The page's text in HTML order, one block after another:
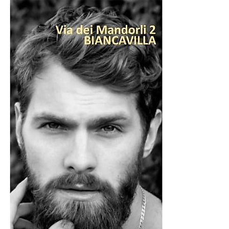
sogni. Perché chi legge, anche solo poche pagine al
giorno, impara a volare senza mai alzarsi da terra. La
lettura è il primo passo verso la libertà. Fate quel passo.
Vi aspettiamo in biblioteca».
Ringraziamento sono stati espressi dal sindaco nei
confronti dell’addetta alla biblioteca Tina Furnari, dei
ragazzi del Servizio Civile, del prof. Vincenzo Randazzo,
di Vittorio Fiorenza (direttore di “Nero su Bianco Edizioni”
e di Maria Andaloro (titolare della libreria “L’Isola che c’è”
di Adrano), coinvolti nell’iniziativa, dando la loro
testimonianza per la promozione della lettura e della
fruizione della biblioteca.
© RIPRODUZIONE RISERVATA